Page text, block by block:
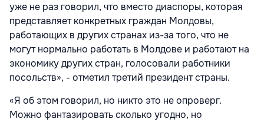
уже не раз говорил, что вместо диаспоры, которая
представляет конкретных граждан Молдовы,
работающих в других странах из-за того, что не
могут нормально работать в Молдове и работают на
экономику других стран, голосовали работники
посольств», - отметил третий президент страны.
«Я об этом говорил, но никто это не опроверг.
Можно фантазировать сколько угодно, но